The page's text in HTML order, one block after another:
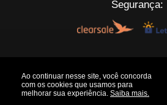
Ao continuar nesse site, você concorda
com os cookies que usamos para
melhorar sua experiência. Saiba mais.
Segurança: